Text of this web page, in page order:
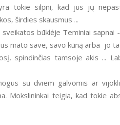
tokie silpni, kad jus jų
širdies skausmus ...
mato save, savo kūną arba jo
spindinčias tamsoje akis ...
Mokslininkai teigia, kad tokie